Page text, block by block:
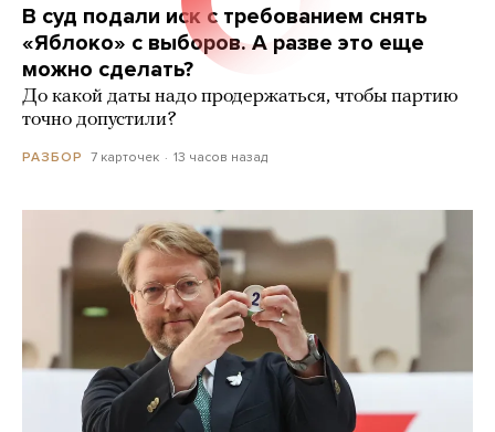
В суд подали иск с требованием снять
«Яблоко» с выборов. А разве это еще
можно сделать?
До какой даты надо продержаться, чтобы партию
точно допустили?
РАЗБОР 7 карточек 13 часов назад